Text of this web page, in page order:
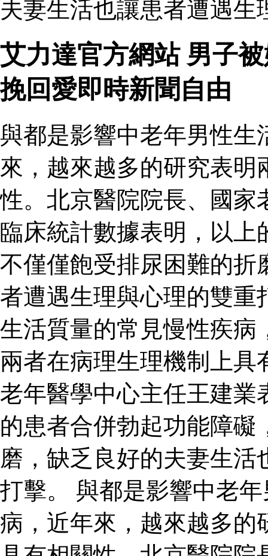
夫妻生活也讓患者遭遇生
艾力達官方網站 男子
挽回愛即時新聞自由
與都是影響中老年男性生
來，越來越多的研究表
性。北京醫院院長、國家
臨床統計數據表明，以上
不僅僅飽受排尿困難的折
者遭遇生理與心理的雙重
生活質量的常見慢性疾病
兩者在病理生理機制上
老年醫學中心主任王建業
的患者合併勃起功能障
磨，缺乏良好的夫妻生
打擊。 與都是影響中老
病，近年來，越來越多的